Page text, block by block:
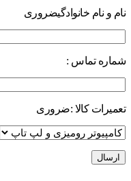
نام و نام خانوادگیضروری
شماره تماس :
تعمیرات کالا :ضروری